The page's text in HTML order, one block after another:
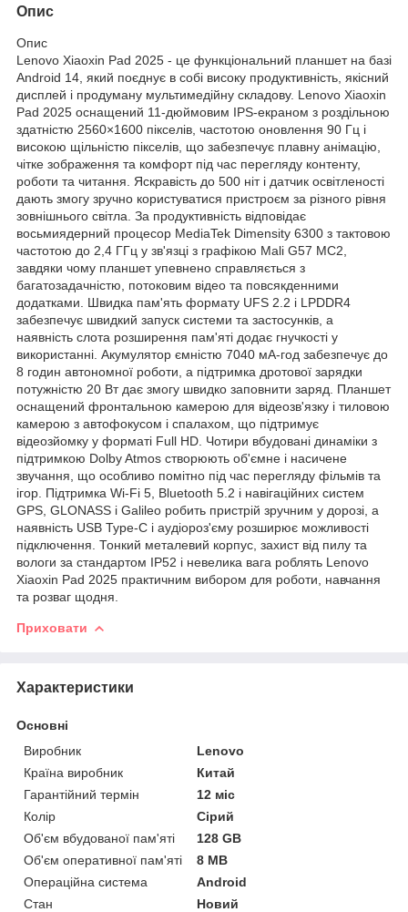
Опис
Опис
Lenovo Xiaoxin Pad 2025 - це функціональний планшет на базі
Android 14, який поєднує в собі високу продуктивність, якісний
дисплей і продуману мультимедійну складову. Lenovo Xiaoxin
Pad 2025 оснащений 11-дюймовим IPS-екраном з роздільною
здатністю 2560×1600 пікселів, частотою оновлення 90 Гц і
високою щільністю пікселів, що забезпечує плавну анімацію,
чітке зображення та комфорт під час перегляду контенту,
роботи та читання. Яскравість до 500 ніт і датчик освітленості
дають змогу зручно користуватися пристроєм за різного рівня
зовнішнього світла. За продуктивність відповідає
восьмиядерний процесор MediaTek Dimensity 6300 з тактовою
частотою до 2,4 ГГц у зв'язці з графікою Mali G57 MC2,
завдяки чому планшет упевнено справляється з
багатозадачністю, потоковим відео та повсякденними
додатками. Швидка пам'ять формату UFS 2.2 і LPDDR4
забезпечує швидкий запуск системи та застосунків, а
наявність слота розширення пам'яті додає гнучкості у
використанні. Акумулятор ємністю 7040 мА-год забезпечує до
8 годин автономної роботи, а підтримка дротової зарядки
потужністю 20 Вт дає змогу швидко заповнити заряд. Планшет
оснащений фронтальною камерою для відеозв'язку і тиловою
камерою з автофокусом і спалахом, що підтримує
відеозйомку у форматі Full HD. Чотири вбудовані динаміки з
підтримкою Dolby Atmos створюють об'ємне і насичене
звучання, що особливо помітно під час перегляду фільмів та
ігор. Підтримка Wi-Fi 5, Bluetooth 5.2 і навігаційних систем
GPS, GLONASS і Galileo робить пристрій зручним у дорозі, а
наявність USB Type-C і аудіороз'єму розширює можливості
підключення. Тонкий металевий корпус, захист від пилу та
вологи за стандартом IP52 і невелика вага роблять Lenovo
Xiaoxin Pad 2025 практичним вибором для роботи, навчання
та розваг щодня.
Приховати
Характеристики
Основні
Виробник
Lenovo
Країна виробник
Китай
Гарантійний термін
12 міс
Колір
Сірий
Об'єм вбудованої пам'яті
128 GB
Об'єм оперативної пам'яті
8 MB
Операційна система
Android
Стан
Новий